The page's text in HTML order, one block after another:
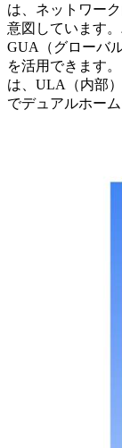
は、ネットワー
意図しています
GUA（グローバ
を活用できます
は、ULA（内部
でデュアルホー